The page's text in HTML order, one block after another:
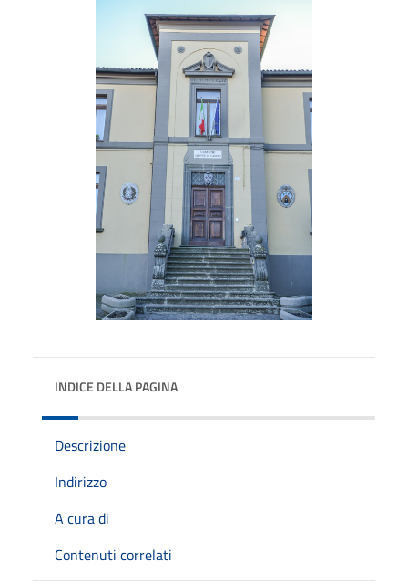
INDICE DELLA PAGINA
Descrizione
Indirizzo
A cura di
Contenuti correlati